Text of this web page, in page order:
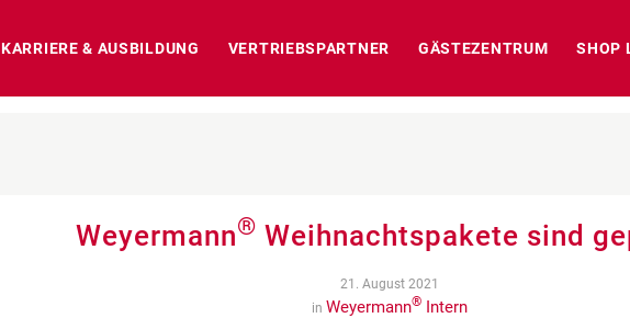
KARRIERE & AUSBILDUNG VERTRIEBSPARTNER GÄSTEZENTRUM SHOP
Weyermann® Weihnachtspakete sind
21. August 2021
in Weyermann® Intern